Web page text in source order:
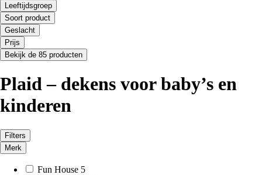
Leeftijdsgroep
Soort product
Geslacht
Prijs
Bekijk de 85 producten
Plaid – dekens voor baby’s en
kinderen
Filters
Merk
Fun House 5